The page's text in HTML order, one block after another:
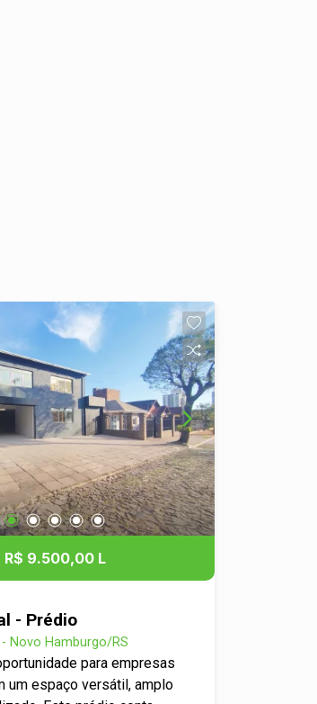
R$ 9.500,00 L
- Prédio
Novo Hamburgo/RS
para empresas
um espaço versátil, amplo